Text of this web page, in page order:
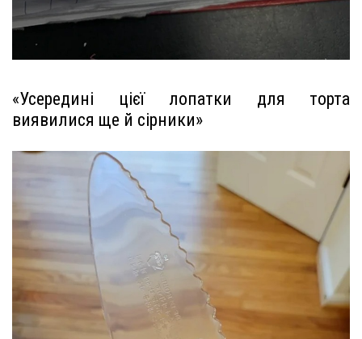
«Усередині цієї лопатки для торта
виявилися ще й сірники»